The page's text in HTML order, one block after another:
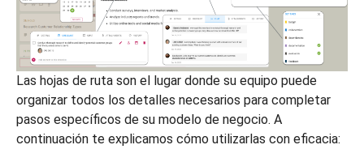
Las hojas de ruta son el lugar donde su equipo puede
organizar todos los detalles necesarios para completar
pasos específicos de su modelo de negocio. A
continuación te explicamos cómo utilizarlas con eficacia: